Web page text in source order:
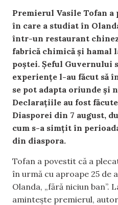
Premierul Vasile Tofan
în care a studiat în
într-un restaurant
fabrică chimică și hamal
poștei. Șeful Guvernului
experiențe l-au făcut să
se pot adapta oriunde și
Declarațiile au fost
Diasporei din 7 august,
cum s-a simțit în
din diaspora.
Tofan a povestit că a
în urmă cu aproape 25 de
Olanda, „fără niciun ban”.
amintește premierul,